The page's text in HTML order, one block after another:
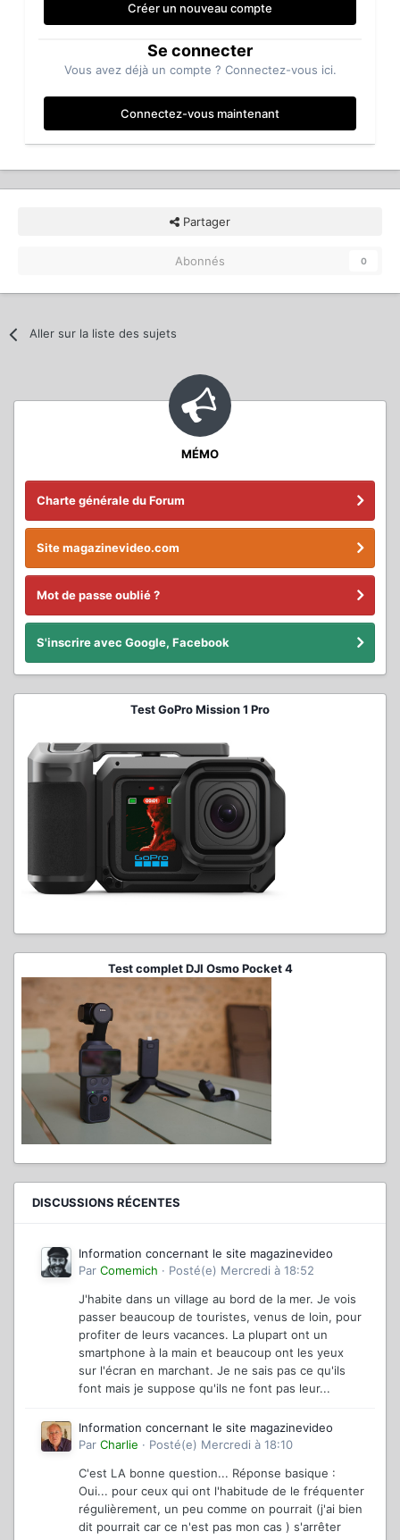
Créer un nouveau compte
Se connecter
Vous avez déjà un compte ? Connectez-vous ici.
Connectez-vous maintenant
Partager
Abonnés 0
Aller sur la liste des sujets
MÉMO
Charte générale du Forum
Site magazinevideo.com
Mot de passe oublié ?
S'inscrire avec Google, Facebook
Test GoPro Mission 1 Pro
Test complet DJI Osmo Pocket 4
DISCUSSIONS RÉCENTES
Information concernant le site magazinevideo
Par Comemich · Posté(e) Mercredi à 18:52
J'habite dans un village au bord de la mer. Je vois
passer beaucoup de touristes, venus de loin, pour
profiter de leurs vacances. La plupart ont un
smartphone à la main et beaucoup ont les yeux
sur l'écran en marchant. Je ne sais pas ce qu'ils
font mais je suppose qu'ils ne font pas leur...
Information concernant le site magazinevideo
Par Charlie · Posté(e) Mercredi à 18:10
C'est LA bonne question... Réponse basique :
Oui... pour ceux qui ont l'habitude de le fréquenter
régulièrement, un peu comme on pourrait (j'ai bien
dit pourrait car ce n'est pas mon cas ) s'arrêter